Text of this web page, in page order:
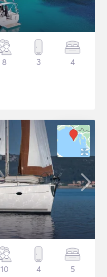
8 3 4
10 4 5